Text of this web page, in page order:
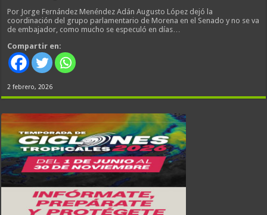
Por Jorge Fernández Menéndez Adán Augusto López dejó la
coordinación del grupo parlamentario de Morena en el Senado y no se va
de embajador, como mucho se especuló en días…
Compartir en:
2 febrero, 2026